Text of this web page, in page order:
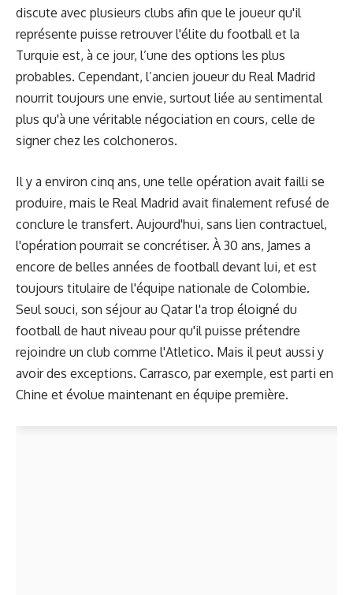
discute avec plusieurs clubs afin que le joueur qu'il
représente puisse retrouver l'élite du football et la
Turquie est, à ce jour, l’une des options les plus
probables. Cependant, l’ancien joueur du Real Madrid
nourrit toujours une envie, surtout liée au sentimental
plus qu'à une véritable négociation en cours, celle de
signer chez les colchoneros.
Il y a environ cinq ans, une telle opération avait failli se
produire, mais le Real Madrid avait finalement refusé de
conclure le transfert. Aujourd'hui, sans lien contractuel,
l'opération pourrait se concrétiser. À 30 ans, James a
encore de belles années de football devant lui, et est
toujours titulaire de l'équipe nationale de Colombie.
Seul souci, son séjour au Qatar l'a trop éloigné du
football de haut niveau pour qu'il puisse prétendre
rejoindre un club comme l'Atletico. Mais il peut aussi y
avoir des exceptions. Carrasco, par exemple, est parti en
Chine et évolue maintenant en équipe première.